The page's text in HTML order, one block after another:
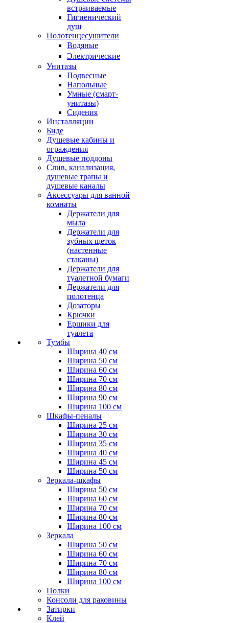
встраиваемые
Гигиенический
душ
Полотенцесушители
ㅤВодяные
ㅤЭлектрические
Унитазы
Подвесные
Напольные
Умные (смарт-
унитазы)
Сидения
Инсталляции
Биде
Душевые кабины и
ограждения
Душевые поддоны
Слив, канализация,
душевые трапы и
душевые каналы
Аксессуары для ванной
комнаты
Держатели для
мыла
Держатели для
зубных щеток
(настенные
стаканы)
Держатели для
туалетной бумаги
Держатели для
полотенца
Дозаторы
Крючки
Ершики для
туалета
Тумбы
Ширина 40 см
Ширина 50 см
Ширина 60 см
Ширина 70 см
Ширина 80 см
Ширина 90 см
Ширина 100 см
Шкафы-пеналы
Ширина 25 см
Ширина 30 см
Ширина 35 см
Ширина 40 см
Ширина 45 см
Ширина 50 см
Зеркала-шкафы
Ширина 50 см
Ширина 60 см
Ширина 70 см
Ширина 80 см
Ширина 100 см
Зеркала
Ширина 50 см
Ширина 60 см
Ширина 70 см
Ширина 80 см
Ширина 100 см
Полки
Консоли для раковины
Затирки
Клей